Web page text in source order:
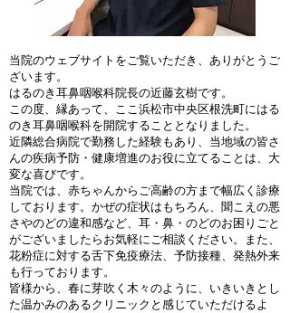
当院のウェブサイトをご覧いただき、ありがとうご
ざいます。
はるのき耳鼻咽喉科院長の近藤玄樹です。
この度、縁あって、ここ浜松市中央区根洗町にはる
のき耳鼻咽喉科を開院することとなりました。
近隣総合病院で勤務した経験もあり、当地域の皆さ
んの疾病予防・健康増進のお役に立てることは、大
変な喜びです。
当院では、赤ちゃんからご高齢の方まで幅広く診療
しております。かぜの症状はもちろん、聞こえの悪
さやのどの違和感など、耳・鼻・のどのお困りごと
がございましたらお気軽にご相談ください。また、
花粉症に対する舌下免疫療法、予防接種、発熱外来
も行っております。
皆様から、春に芽吹く木々のように、いきいきとし
た温かみのあるクリニックと感じていただけるよ